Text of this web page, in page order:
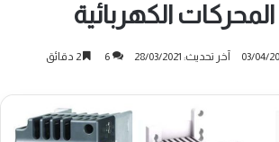
الكهربائية
03/04/ آخر تحديث: 28/03/2021 6